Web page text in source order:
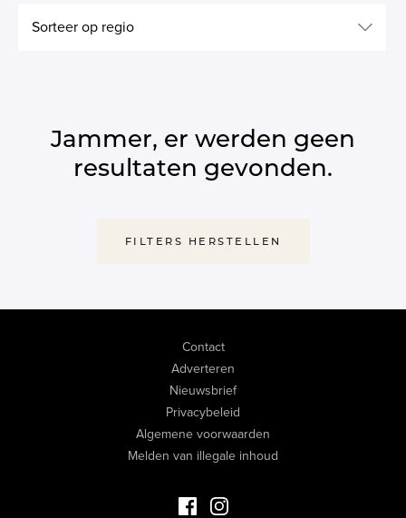
Sorteer op regio
Jammer, er werden geen
resultaten gevonden.
FILTERS HERSTELLEN
Contact
Adverteren
Nieuwsbrief
Privacybeleid
Algemene voorwaarden
Melden van illegale inhoud
Facebook Luxevastgoed
Instagram Luxevastgoed